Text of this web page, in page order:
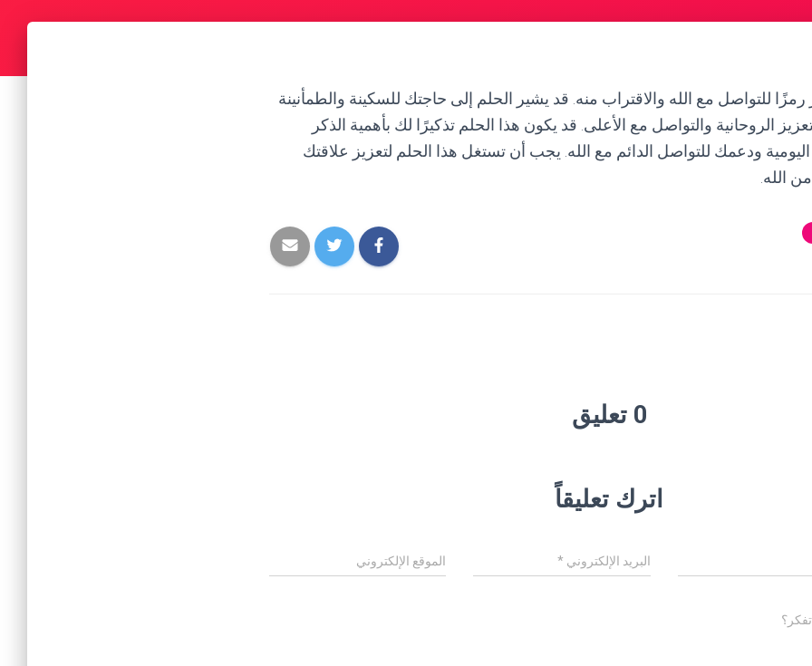
رمزًا للتواصل مع الله والاقتراب منه. قد يشير الحلم إلى حاجتك للسكينة والطمأنينة
الروحانية والتواصل مع الأعلى. قد يكون هذا الحلم تذكيرًا لك بأهمية الذكر
ودعمك للتواصل الدائم مع الله. يجب أن تستغل هذا الحلم لتعزيز علاقتك
الله.
0 تعليق
اترك تعليقاً
البريد الإلكتروني * الموقع الإلكتروني